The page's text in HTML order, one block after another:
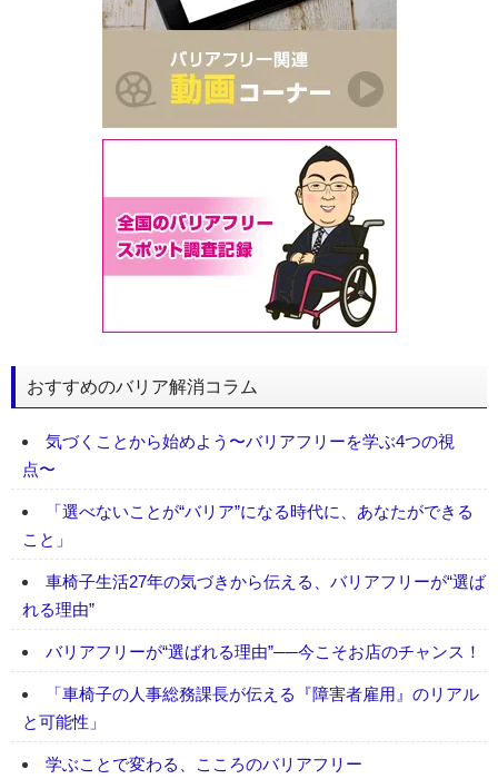
おすすめのバリア解消コラム
気づくことから始めよう〜バリアフリーを学ぶ4つの視
点〜
「選べないことが“バリア”になる時代に、あなたができる
こと」
車椅子生活27年の気づきから伝える、バリアフリーが“選ば
れる理由”
バリアフリーが“選ばれる理由”──今こそお店のチャンス！
「車椅子の人事総務課長が伝える『障害者雇用』のリアル
と可能性」
学ぶことで変わる、こころのバリアフリー